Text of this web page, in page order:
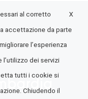
X
al corretto
accettazione da parte
l’esperienza
dei servizi
tutti i cookie si
Chiudendo il